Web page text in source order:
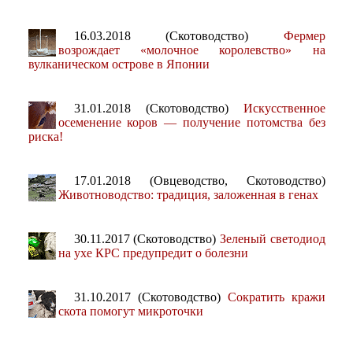
16.03.2018 (Скотоводство) Фермер
возрождает «молочное королевство» на
вулканическом острове в Японии
31.01.2018 (Скотоводство) Искусственное
осеменение коров — получение потомства без
риска!
17.01.2018 (Овцеводство, Скотоводство)
Животноводство: традиция, заложенная в генах
30.11.2017 (Скотоводство) Зеленый светодиод
на ухе КРС предупредит о болезни
31.10.2017 (Скотоводство) Сократить кражи
скота помогут микроточки